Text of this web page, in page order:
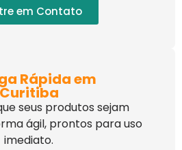
em Contato
Rápida em
Curitiba
seus produtos sejam
ágil, prontos para uso
imediato.